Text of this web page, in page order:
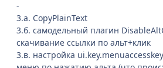
-
3.а. CopyPlainText
3.б. самодельный плагин
скачивание ссылки по альт+клик
3.в. настройка